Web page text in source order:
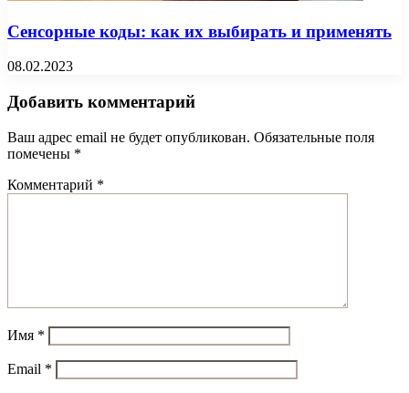
Сенсорные коды: как их выбирать и применять
08.02.2023
Добавить комментарий
Ваш адрес email не будет опубликован. Обязательные поля
помечены *
Комментарий *
Имя *
Email *